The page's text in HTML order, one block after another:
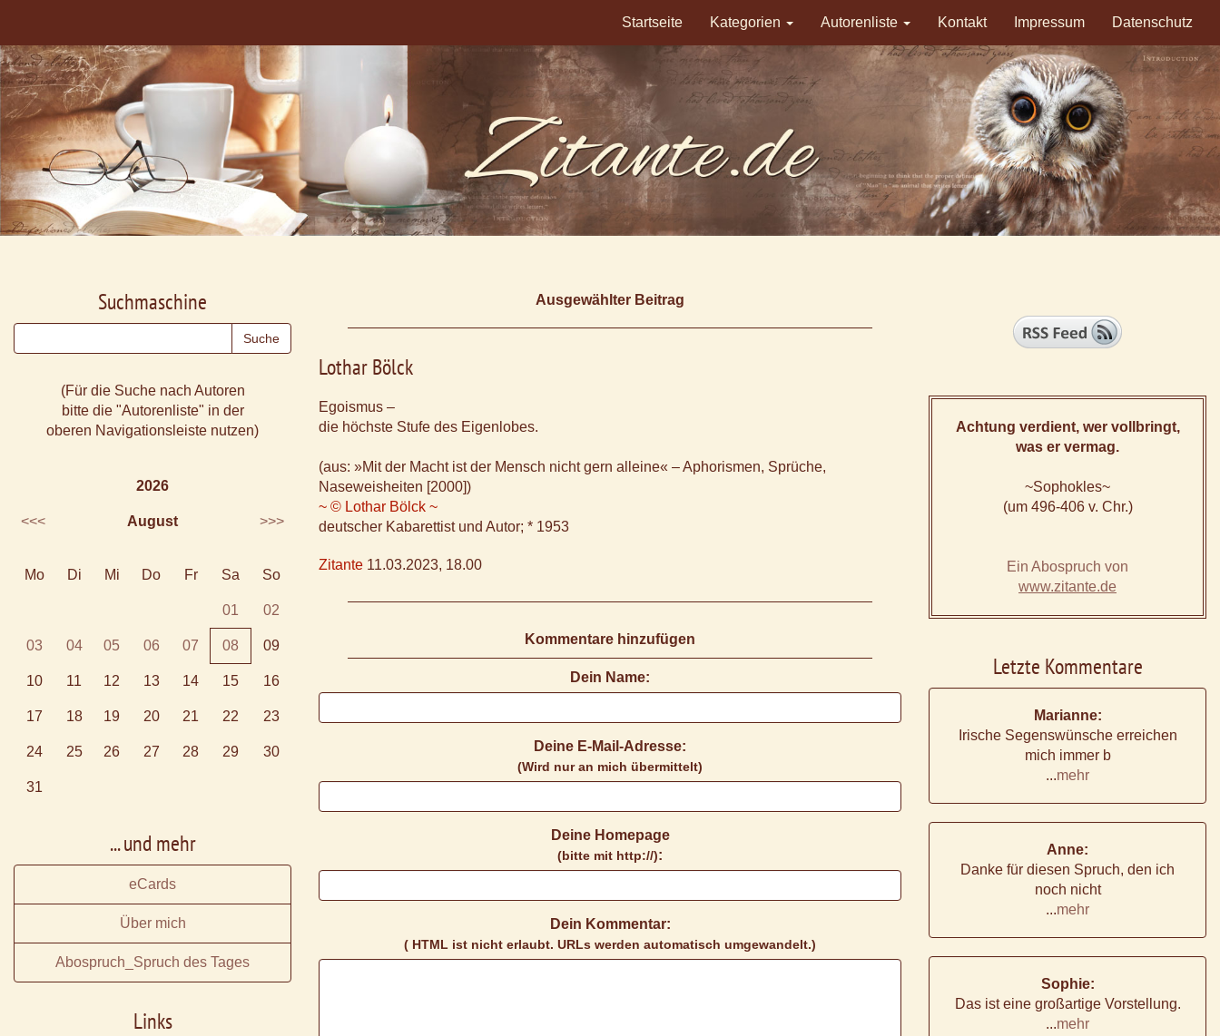
Startseite Kategorien Autorenliste Kontakt Impressum Datenschutz
Ausgewählter Beitrag
Lothar Bölck
Egoismus –
die höchste Stufe des Eigenlobes.
(aus: »Mit der Macht ist der Mensch nicht gern alleine« – Aphorismen, Sprüche,
Naseweisheiten [2000])
~ © Lothar Bölck ~
deutscher Kabarettist und Autor; * 1953
Zitante 11.03.2023, 18.00
Kommentare hinzufügen
Dein Name:
Deine E-Mail-Adresse:
(Wird nur an mich übermittelt)
Deine Homepage
(bitte mit http://):
Dein Kommentar:
( HTML ist nicht erlaubt. URLs werden automatisch umgewandelt.)
Suchmaschine
(Für die Suche nach Autoren
bitte die "Autorenliste" in der
oberen Navigationsleiste nutzen)
2026
<<< August >>>
Mo Di Mi Do Fr Sa So
01 02
03 04 05 06 07 08 09
10 11 12 13 14 15 16
17 18 19 20 21 22 23
24 25 26 27 28 29 30
31
... und mehr
eCards
Über mich
Abospruch_Spruch des Tages
Links
Achtung verdient, wer vollbringt,
was er vermag.
~Sophokles~
(um 496-406 v. Chr.)
Ein Abospruch von
www.zitante.de
Letzte Kommentare
Marianne:
Irische Segenswünsche erreichen
mich immer b
...mehr
Anne:
Danke für diesen Spruch, den ich
noch nicht
...mehr
Sophie:
Das ist eine großartige Vorstellung.
...mehr